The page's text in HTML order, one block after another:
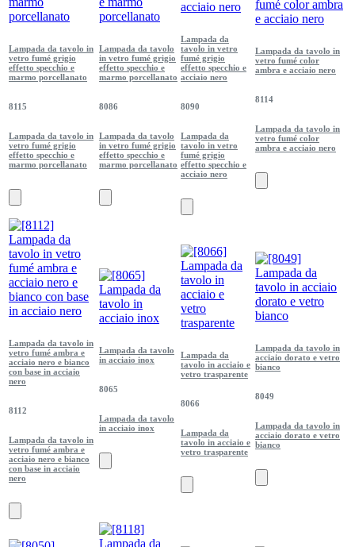
Lampada da tavolo in
vetro fumé grigio
effetto specchio e
marmo porcellanato
8115
Lampada da tavolo in
vetro fumé grigio
effetto specchio e
marmo porcellanato
Lampada da tavolo
in vetro fumé grigio
effetto specchio e
marmo porcellanato
8086
Lampada da tavolo
in vetro fumé grigio
effetto specchio e
marmo porcellanato
Lampada da
tavolo in vetro
fumé grigio
effetto specchio e
acciaio nero
8090
Lampada da
tavolo in vetro
fumé grigio
effetto specchio e
acciaio nero
Lampada da tavolo in
vetro fumé color
ambra e acciaio nero
8114
Lampada da tavolo in
vetro fumé color
ambra e acciaio nero
Lampada da tavolo in
vetro fumé ambra e
acciaio nero e bianco
con base in acciaio
nero
8112
Lampada da tavolo in
vetro fumé ambra e
acciaio nero e bianco
con base in acciaio
nero
Lampada da tavolo
in acciaio inox
8065
Lampada da tavolo
in acciaio inox
Lampada da
tavolo in acciaio e
vetro trasparente
8066
Lampada da
tavolo in acciaio e
vetro trasparente
Lampada da tavolo in
acciaio dorato e vetro
bianco
8049
Lampada da tavolo in
acciaio dorato e vetro
bianco